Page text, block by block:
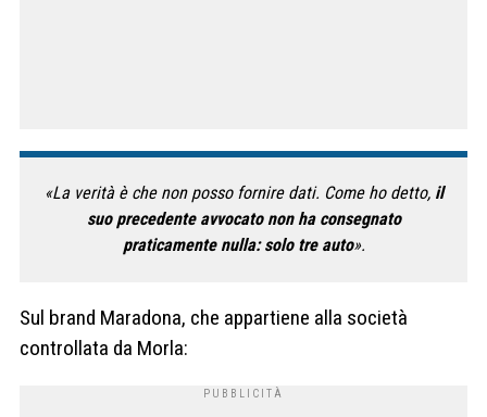
«La verità è che non posso fornire dati. Come ho detto, il
suo precedente avvocato non ha consegnato
praticamente nulla: solo tre auto».
Sul brand Maradona, che appartiene alla società
controllata da Morla: